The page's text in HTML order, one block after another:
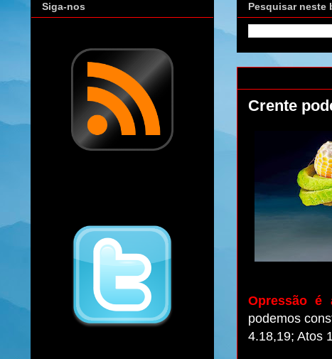
Pesquisar neste
Crente
Opressão é
podemos
4.18,19; Atos
Siga-nos